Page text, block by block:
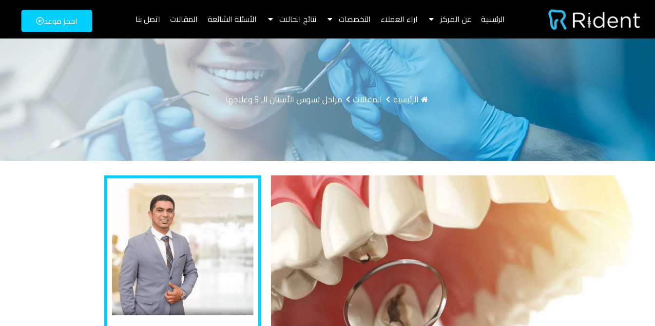
المحتوى
الرئيسية عن المركز اراء العملاء التخصصات نتائج الحالات الأسئلة الشائعة المقالات اتصل بنا احجز موعد
الرئيسية المقالات مراحل تسوس الأسنان الـ 5 وعلاجها